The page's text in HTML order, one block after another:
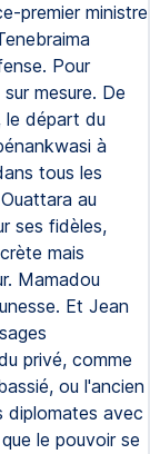
premier ministre
Pour
mesure. De
le départ du
à
tous les
au
ses fidèles,
mais
Mamadou
Et Jean
privé, comme
ou l'ancien
diplomates avec
le pouvoir se